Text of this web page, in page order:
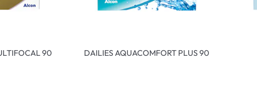
90 DAILIES AQUACOMFORT PLUS 90